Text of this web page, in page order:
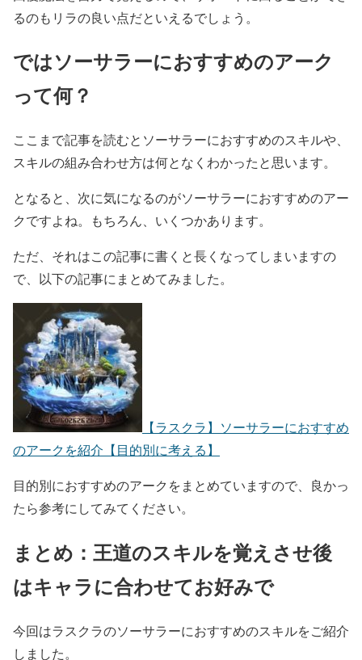
るのもリラの良い点だといえるでしょう。
ではソーサラーにおすすめのアーク
って何？
ここまで記事を読むとソーサラーにおすすめのスキルや、
スキルの組み合わせ方は何となくわかったと思います。
となると、次に気になるのがソーサラーにおすすめのアー
クですよね。もちろん、いくつかあります。
ただ、それはこの記事に書くと長くなってしまいますの
で、以下の記事にまとめてみました。
【ラスクラ】ソーサラーにおすすめ
のアークを紹介【目的別に考える】
目的別におすすめのアークをまとめていますので、良かっ
たら参考にしてみてください。
まとめ：王道のスキルを覚えさせ後
はキャラに合わせてお好みで
今回はラスクラのソーサラーにおすすめのスキルをご紹介
しました。